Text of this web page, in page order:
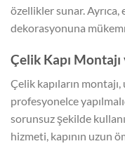
özellikler sunar.
dekorasyonuna
Çelik Kapı
Çelik kapıların
profesyonelce
sorunsuz şekilde
hizmeti, kapının uzun